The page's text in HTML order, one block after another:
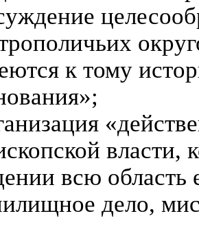
к тому
власти,
всю область
дело,